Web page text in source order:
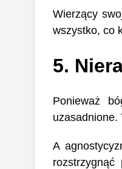
Wierzący
wszystko, co
5.
Ponieważ
uzasadnione.
A